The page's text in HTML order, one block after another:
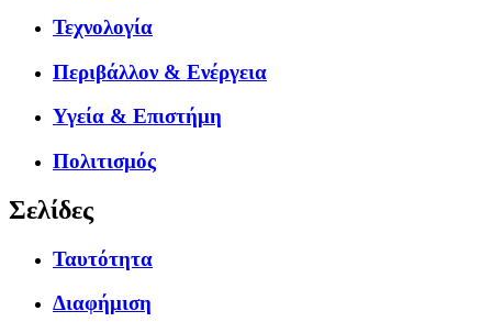
Τεχνολογία
Περιβάλλον & Ενέργεια
Υγεία & Επιστήμη
Πολιτισμός
Σελίδες
Ταυτότητα
Διαφήμιση